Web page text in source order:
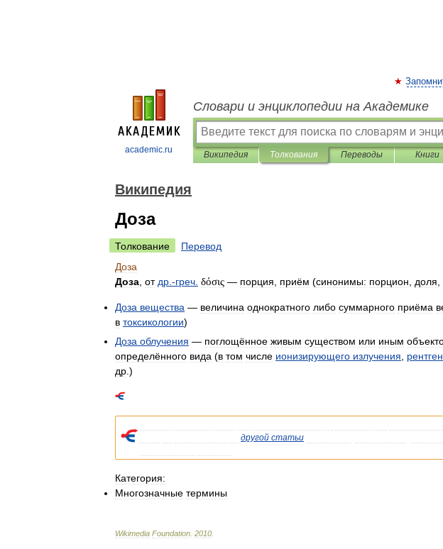
academic.ru
Словари и энциклопедии на Академике
Википедия Толкования Переводы Книги
Википедия
Доза
Толкование
Перевод
Доза
Доза от др .-греч δόσις — порция приём (синонимы: порцион доля
Доза вещества — величина однократного либо суммарного приёма
в токсикологии)
Доза облучения — поглощённое живым существом или иным
определённого вида (в том числе ионизирующего излучения
др .)
другой статьи
Категория:
Многозначные термины
Wikimedia Foundation 2010